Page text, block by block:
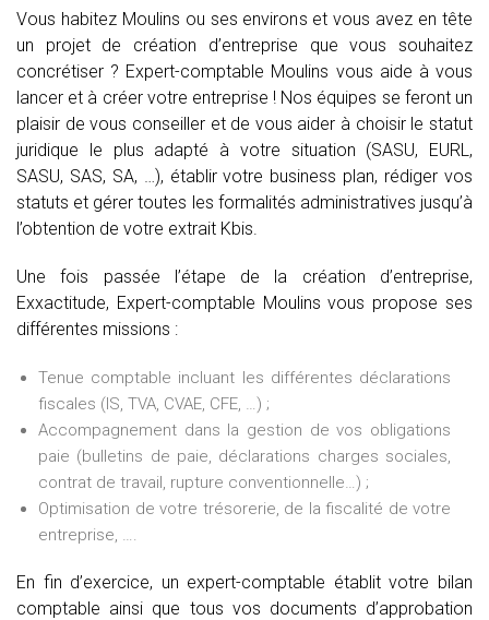
Vous habitez Moulins ou ses environs et vous avez en tête
un projet de création d’entreprise que vous souhaitez
concrétiser ? Expert-comptable Moulins vous aide à vous
lancer et à créer votre entreprise ! Nos équipes se feront un
plaisir de vous conseiller et de vous aider à choisir le statut
juridique le plus adapté à votre situation (SASU, EURL,
SASU, SAS, SA, …), établir votre business plan, rédiger vos
statuts et gérer toutes les formalités administratives jusqu’à
l’obtention de votre extrait Kbis.
Une fois passée l’étape de la création d’entreprise,
Exxactitude, Expert-comptable Moulins vous propose ses
différentes missions :
Tenue comptable incluant les différentes déclarations
fiscales (IS, TVA, CVAE, CFE, …) ;
Accompagnement dans la gestion de vos obligations
paie (bulletins de paie, déclarations charges sociales,
contrat de travail, rupture conventionnelle…) ;
Optimisation de votre trésorerie, de la fiscalité de votre
entreprise, ….
En fin d’exercice, un expert-comptable établit votre bilan
comptable ainsi que tous vos documents d’approbation